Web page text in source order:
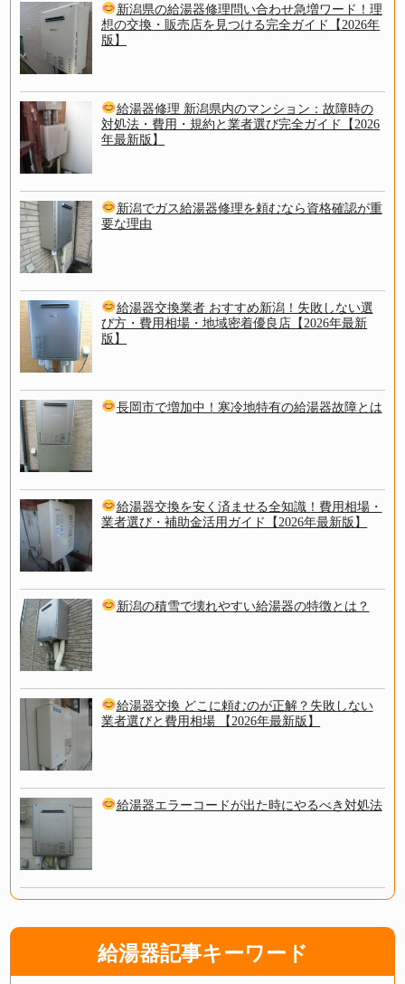
新潟県の給湯器修理問い合わせ急増ワード！理
想の交換・販売店を見つける完全ガイド【2026年
版】
給湯器修理 新潟県内のマンション：故障時の
対処法・費用・規約と業者選び完全ガイド【2026
年最新版】
新潟でガス給湯器修理を頼むなら資格確認が重
要な理由
給湯器交換業者 おすすめ新潟！失敗しない選
び方・費用相場・地域密着優良店【2026年最新
版】
長岡市で増加中！寒冷地特有の給湯器故障とは
給湯器交換を安く済ませる全知識！費用相場・
業者選び・補助金活用ガイド【2026年最新版】
新潟の積雪で壊れやすい給湯器の特徴とは？
給湯器交換 どこに頼むのが正解？失敗しない
業者選びと費用相場 【2026年最新版】
給湯器エラーコードが出た時にやるべき対処法
給湯器記事キーワード